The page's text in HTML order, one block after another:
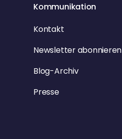
g
n
Kommunikation
Kontakt
Newsletter abonnieren
Blog-Archiv
Presse